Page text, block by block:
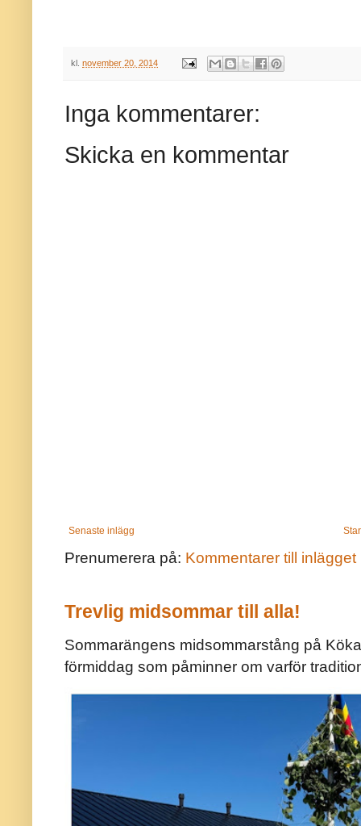
kl. november 20, 2014
Inga kommentarer:
Skicka en kommentar
Senaste inlägg
Prenumerera på: Kommentarer till inlägget
Trevlig midsommar till alla!
Sommarängens midsommarstång på
förmiddag som påminner om varför